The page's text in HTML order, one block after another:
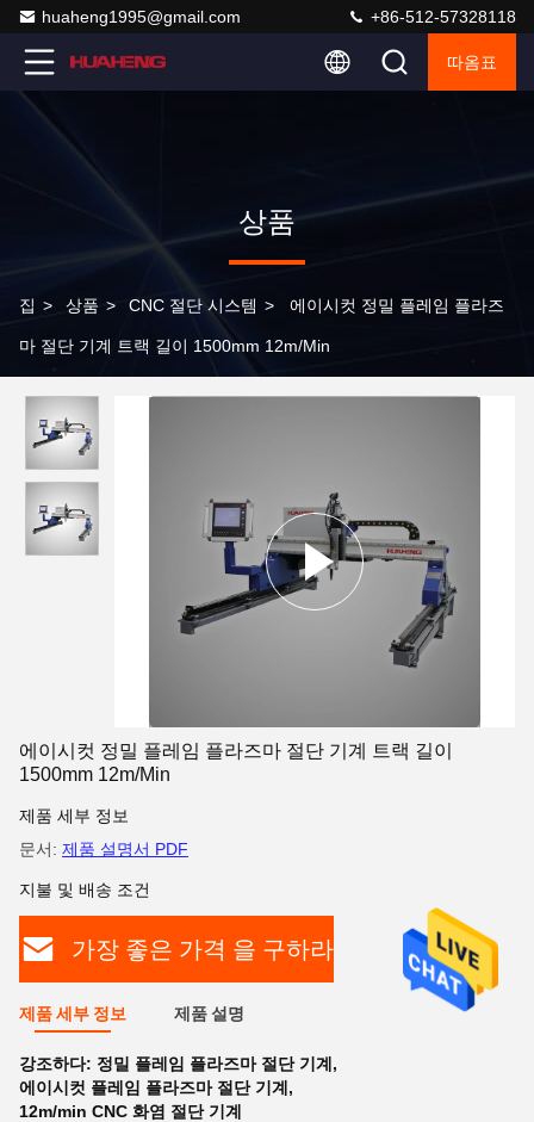
huaheng1995@gmail.com +86-512-57328118
따옴표
상품
집 > 상품 > CNC 절단 시스템 > 에이시컷 정밀 플레임 플라즈
마 절단 기계 트랙 길이 1500mm 12m/Min
에이시컷 정밀 플레임 플라즈마 절단 기계 트랙 길이
1500mm 12m/Min
제품 세부 정보
문서: 제품 설명서 PDF
지불 및 배송 조건
가장 좋은 가격 을 구하라
제품 세부 정보 제품 설명
강조하다: 정밀 플레임 플라즈마 절단 기계 ,
에이시컷 플레임 플라즈마 절단 기계 ,
12m/min CNC 화염 절단 기계